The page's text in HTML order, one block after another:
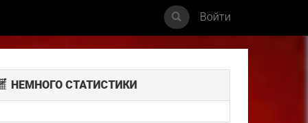
Войти
НЕМНОГО СТАТИСТИКИ